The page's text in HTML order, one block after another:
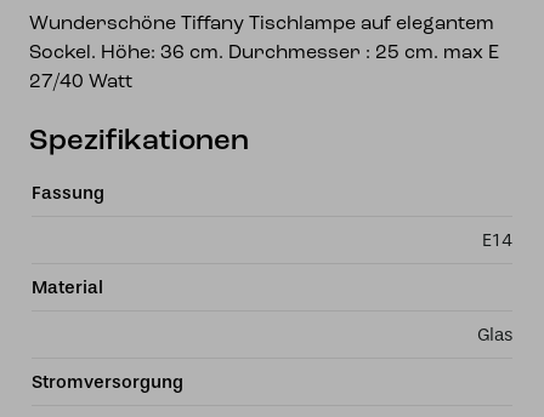
Wunderschöne Tiffany Tischlampe auf elegantem
Sockel. Höhe: 36 cm. Durchmesser : 25 cm. max E
27/40 Watt
Spezifikationen
Fassung
E14
Material
Glas
Stromversorgung